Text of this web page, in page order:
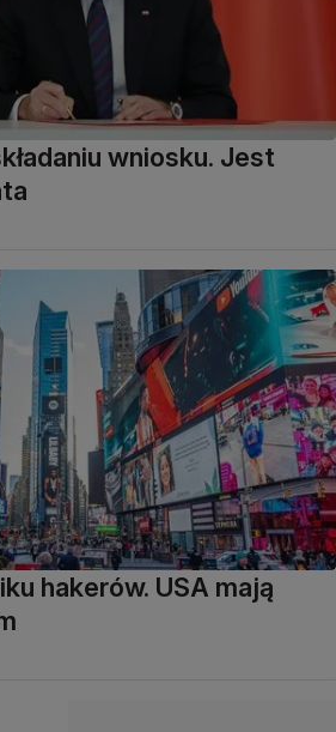
wniosku. Jest
hakerów. USA mają